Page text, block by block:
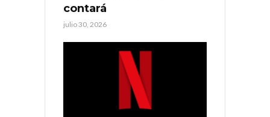
contará
julio 30, 2026